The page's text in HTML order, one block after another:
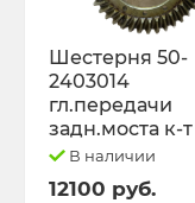
Шестерня 50-
2403014
гл.передачи
задн.моста к-т
В наличии
12100 руб.